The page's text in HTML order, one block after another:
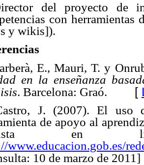
del proyecto de
con
y wikis]).
E., Mauri, T. y
en la enseñanza
. Barcelona: Graó. [
J. (2007). El uso
de apoyo al
en
www.educacion.gob.es/
10 de marzo de 2011]